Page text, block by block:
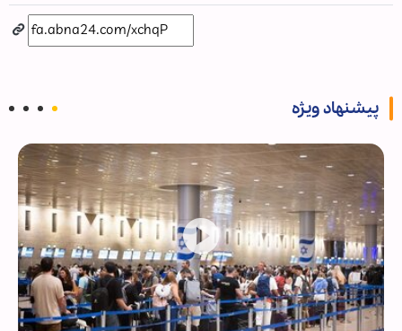
پیشنهاد ویژه